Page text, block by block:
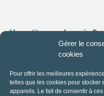
Gérer le
cookies
Pour offrir les meilleures
telles que les cookies pour stocker
appareils. Le fait de consentir à
Un petit coup de main ?
Prémices c’est plein de
es un peu perdu ? Tu as
prend RDV ?